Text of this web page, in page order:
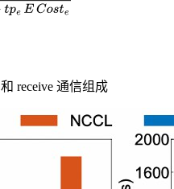
receive 通信组成